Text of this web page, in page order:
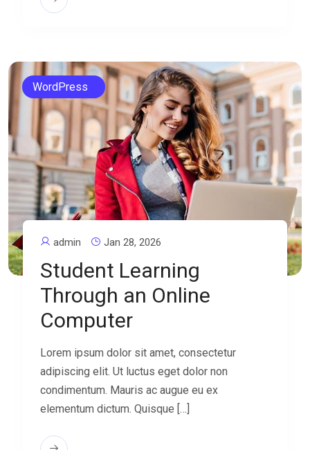
WordPress
admin Jan 28, 2026
Student Learning
Through an Online
Computer
Lorem ipsum dolor sit amet, consectetur
adipiscing elit. Ut luctus eget dolor non
condimentum. Mauris ac augue eu ex
elementum dictum. Quisque […]